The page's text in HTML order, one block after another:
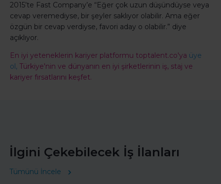
2015’te Fast Company’e “Eğer çok uzun düşündüyse veya
cevap veremediyse, bir şeyler saklıyor olabilir. Ama eğer
özgün bir cevap verdiyse, favori aday o olabilir.” diye
açıklıyor.
En iyi yeteneklerin kariyer platformu toptalent.co'ya üye
ol, Türkiye'nin ve dünyanın en iyi şirketlerinin iş, staj ve
kariyer fırsatlarını keşfet.
İlgini Çekebilecek İş İlanları
Tümünü İncele